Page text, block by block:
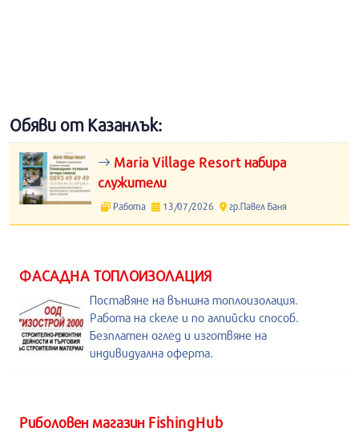
Обяви от Казанлък:
Maria Village Resort набира
служители
Работа 13/07/2026 гр.Павел Баня
ФАСАДНА ТОПЛОИЗОЛАЦИЯ
Поставяне на външна топлоизолация.
Работа на скеле и по алпийски способ.
Безплатен оглед и изготвяне на
индивидуална оферта.
Риболовен магазин FishingHub